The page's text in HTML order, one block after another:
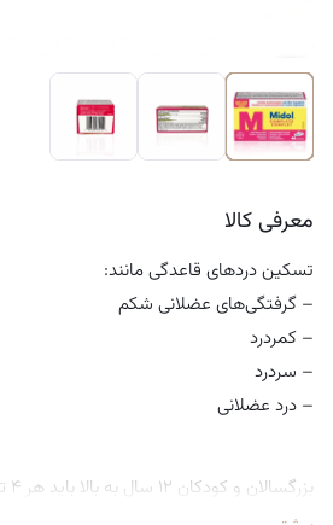
معرفی کالا
تسکین دردهای قاعدگی مانند:
– گرفتگی‌های عضلانی شکم
– کمردرد
– سردرد
– درد عضلانی